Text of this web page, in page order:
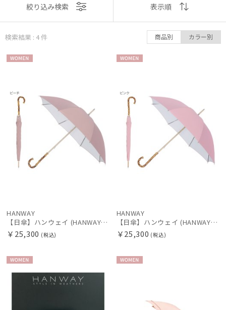
メンズ
カテゴリー
ブランド
エスタ
FLO(A)TUS
FURLA
フルラ
表示
おすすめ
順
価格の低い
順
売上点数順
絞り込み検索 表示順
検索結果 : 4件 商品別 カラー別
HANWAY
【日傘】ハンウェイ (HANWAY) Pシエスタ 白ラミネート ナチュラルカラー 長傘 オールウェザー 遮光 竹手元 晴雨兼用 UV 日本製
￥25,300 (税込)
HANWAY
【日傘】ハンウェイ (HANWAY) Pシエスタ 白ラミネート ナチュラルカラー 長傘 オールウェザー 遮光 竹手元 晴雨兼用 UV 日本製
￥25,300 (税込)